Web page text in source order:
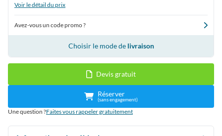
Voir le détail du prix
Avez-vous un code promo ?
Choisir le mode de livraison
Devis gratuit
Réserver
(sans engagement)
Une question ?Faites vous rappeler gratuitement